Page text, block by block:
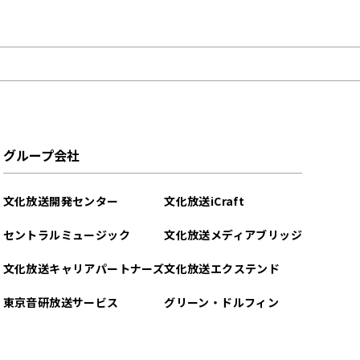
グループ会社
文化放送開発センター
セントラルミュージック
文化放送キャリアパートナーズ
東京音研放送サービス
文化放送iCraft
文化放送メディアブリッジ
文化放送エクステンド
グリーン・ドルフィン